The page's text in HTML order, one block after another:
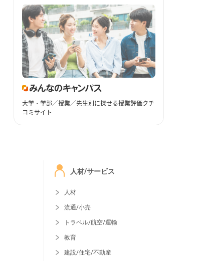
大学・学部／授業／先生別に探せる授業評価クチ
コミサイト
人材/サービス
人材
流通/小売
トラベル/航空/運輸
教育
建設/住宅/不動産